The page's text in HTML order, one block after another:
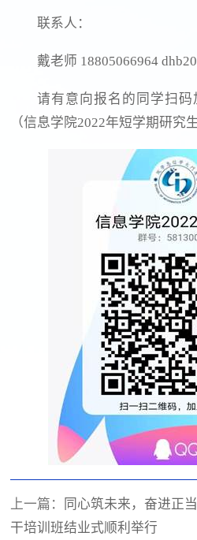
联系人：
戴老师 18805066964
请有意向报名的同学扫码
（信息学院2022年短学期研究
上一篇：
同心筑未来，奋进正
干培训班结业式顺利举行